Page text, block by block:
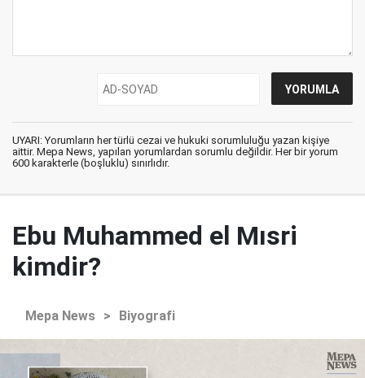
UYARI: Yorumların her türlü cezai ve hukuki sorumluluğu yazan kişiye
aittir. Mepa News, yapılan yorumlardan sorumlu değildir. Her bir yorum
600 karakterle (boşluklu) sınırlıdır.
Ebu Muhammed el Mısri
kimdir?
Mepa News > Biyografi